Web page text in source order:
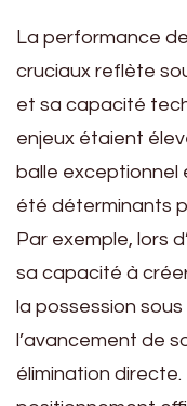
La performance
cruciaux reflète
et sa capacité
enjeux étaient
balle exceptionnel
été déterminants
Par exemple, lors
sa capacité à
la possession
l’avancement de
élimination